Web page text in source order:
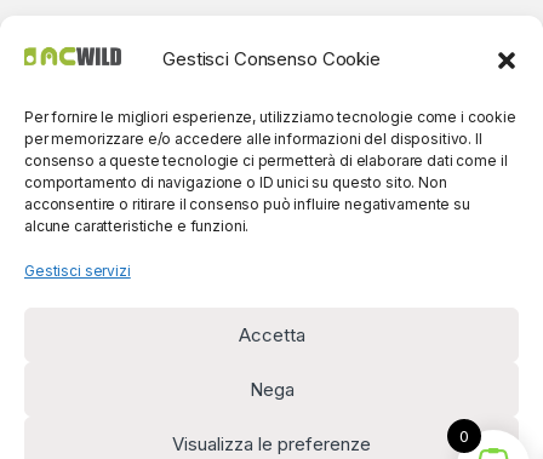
Gestisci Consenso Cookie
Per fornire le migliori esperienze, utilizziamo tecnologie come i cookie
per memorizzare e/o accedere alle informazioni del dispositivo. Il
consenso a queste tecnologie ci permetterà di elaborare dati come il
comportamento di navigazione o ID unici su questo sito. Non
acconsentire o ritirare il consenso può influire negativamente su
alcune caratteristiche e funzioni.
Gestisci servizi
Accetta
Nega
Visualizza le preferenze
(0039) 091
5607514
0